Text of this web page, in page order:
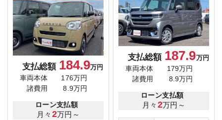
支払総額 184.9万円
車両本体
176万円
諸費用
8.9万円
ローン支払額
月々 2万円～
支払総額 187.9万円
車両本体
179万円
諸費用
8.9万円
ローン支払額
月々 2万円～